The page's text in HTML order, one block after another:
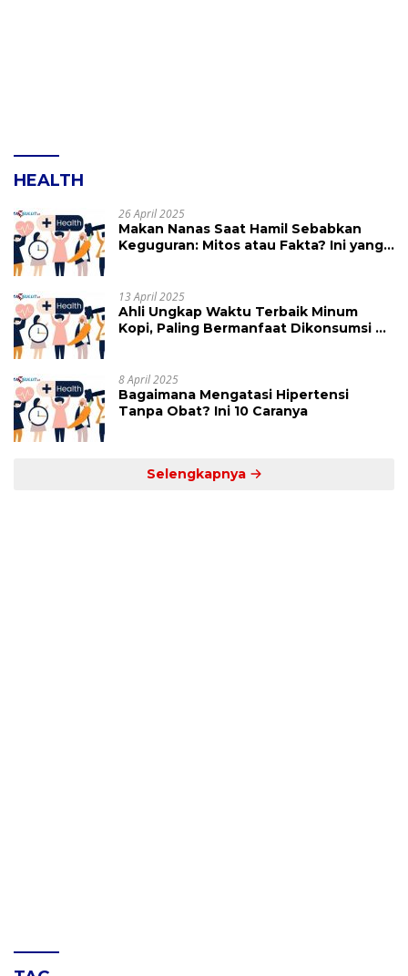
HEALTH
26 April 2025
Makan Nanas Saat Hamil Sebabkan
Keguguran: Mitos atau Fakta? Ini yang
13 April 2025
Ahli Ungkap Waktu Terbaik Minum
Kopi, Paling Bermanfaat Dikonsumsi di
8 April 2025
Bagaimana Mengatasi Hipertensi
Tanpa Obat? Ini 10 Caranya
Selengkapnya